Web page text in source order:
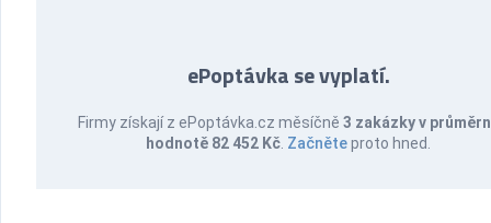
ePoptávka se vyplatí.
Firmy získají z ePoptávka.cz měsíčně 3 zakázky v
hodnotě 82 452 Kč Začněteproto hned.